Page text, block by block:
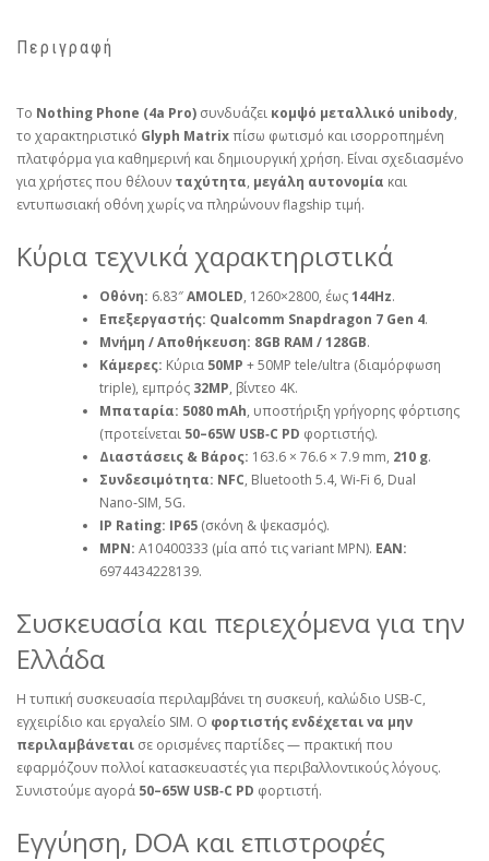
Περιγραφή
Το Nothing Phone (4a Pro) συνδυάζει κομψό μεταλλικό unibody,
το χαρακτηριστικό Glyph Matrixπίσω φωτισμό και ισορροπημένη
πλατφόρμα για καθημερινή και δημιουργική χρήση. Είναι σχεδιασμένο
για χρήστες που θέλουν ταχύτητα, μεγάλη αυτονομία και
εντυπωσιακή οθόνη χωρίς να πληρώνουν flagship τιμή.
Κύρια τεχνικά χαρακτηριστικά
Οθόνη: 6.83″AMOLED, 1260×2800, έως144Hz.
Επεξεργαστής: Qualcomm Snapdragon 7 Gen 4.
Μνήμη / Αποθήκευση: 8GB RAM / 128GB.
Κάμερες: Κύρια 50MP + 50MP tele/ultra (διαμόρφωση
triple), εμπρός 32MP, βίντεο 4K.
Μπαταρία: 5080 mAh, υποστήριξη γρήγορης φόρτισης
(προτείνεται 50–65W USB‑C PD φορτιστής).
Διαστάσεις & Βάρος: 163.6 × 76.6 × 7.9 mm, 210 g.
Συνδεσιμότητα: NFC, Bluetooth 5.4, Wi‑Fi 6, Dual
Nano‑SIM, 5G.
IP Rating: IP65 (σκόνη & ψεκασμός).
MPN: A10400333 (μία από τις variant MPN). EAN:
6974434228139.
Συσκευασία και περιεχόμενα για την
Ελλάδα
Η τυπική συσκευασία περιλαμβάνει τη συσκευή, καλώδιο USB‑C,
εγχειρίδιο και εργαλείο SIM. Ο φορτιστής ενδέχεται να μην
περιλαμβάνεται σε ορισμένες παρτίδες — πρακτική που
εφαρμόζουν πολλοί κατασκευαστές για περιβαλλοντικούς λόγους.
Συνιστούμε αγορά 50–65W USB‑C PD φορτιστή.
Εγγύηση, DOA και επιστροφές